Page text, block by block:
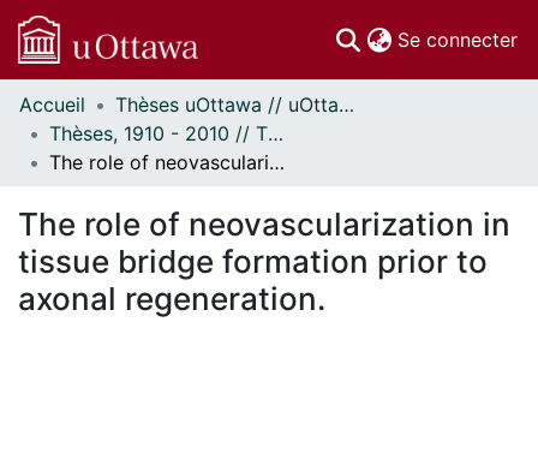
Se connecter
Communautés
et collections
Parcourir
À propos
Accueil
Thèses uOttawa // uOttawa Theses
Thèses, 1910 - 2010 // Theses, 1910 - 2010
The role of neovascularization in tissue bridge formation prior to axonal regeneration.
The role of neovascularization in
tissue bridge formation prior to
axonal regeneration.